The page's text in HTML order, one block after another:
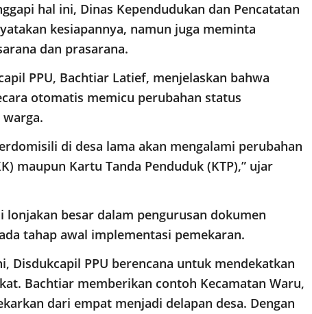
hal ini, Dinas Kependudukan dan Pencatatan
kesiapannya, namun juga meminta
dan prasarana.
PPU, Bachtiar Latief, menjelaskan bahwa
otomatis memicu perubahan status
di desa lama akan mengalami perubahan
maupun Kartu Tanda Penduduk (KTP),” ujar
besar dalam pengurusan dokumen
tahap awal implementasi pemekaran.
Disdukcapil PPU berencana untuk mendekatkan
Bachtiar memberikan contoh Kecamatan Waru,
dari empat menjadi delapan desa. Dengan